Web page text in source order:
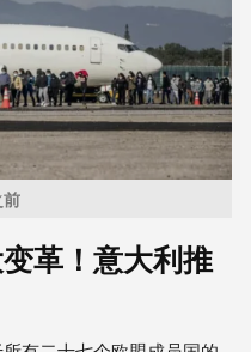
革！意大利推